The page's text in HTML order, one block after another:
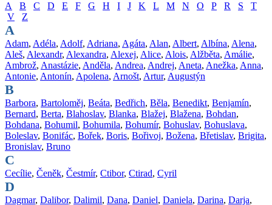
A B C D E F G H I J K L M N O P R S
T
V
Z
A
Adam, Adéla, Adolf, Adriana, Agáta, Alan, Albert, Albína, Alena,
Aleš, Alexandr, Alexandra, Alexej, Alice, Alois, Alžběta, Amálie,
Ambrož, Anastázie, Anděla, Andrea, Andrej, Aneta, Anežka, Anna,
Antonie, Antonín, Apolena, Arnošt, Artur, Augustýn
B
Barbora, Bartoloměj, Beáta, Bedřich, Běla, Benedikt, Benjamín,
Bernard, Berta, Blahoslav, Blanka, Blažej, Blažena, Bohdan,
Bohdana, Bohumil, Bohumila, Bohumír, Bohuslav, Bohuslava,
Boleslav, Bonifác, Bořek, Boris, Bořivoj, Božena, Břetislav, Brigita,
Bronislav, Bruno
C
Cecílie, Čeněk, Čestmír, Ctibor, Ctirad, Cyril
D
Dagmar, Dalibor, Dalimil, Dana, Daniel, Daniela, Darina, Darja,